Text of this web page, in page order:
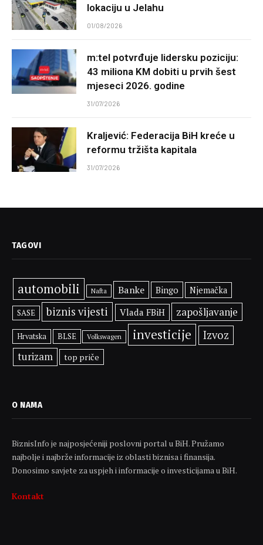
lokaciju u Jelahu
01/08/2026
m:tel potvrđuje lidersku poziciju:
43 miliona KM dobiti u prvih šest
mjeseci 2026. godine
31/07/2026
Kraljević: Federacija BiH kreće u
reformu tržišta kapitala
31/07/2026
TAGOVI
automobili Nafta Banke Bingo Njemačka
SASE biznis vijesti Vlada FBiH zapošljavanje
Hrvatska BLSE Volkswagen investicije Izvoz
turizam top priče
O NAMA
BiznisInfo je najposjećeniji poslovni portal u BiH. Pružamo
najbolje i najbrže informacije iz oblasti biznisa i finansija.
Donosimo savjete za uspjeh i informacije o investicijama u BiH.
Kontakt